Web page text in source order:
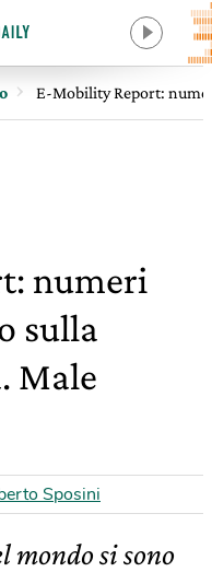
E-Mobility Report:
numeri
sulla
Male
Sposini
mondo si sono